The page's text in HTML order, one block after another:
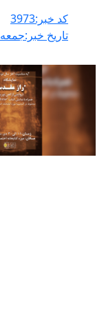
کد خبر:3973
تاریخ خبر:جمعه 12 دی 1404 - 11:15